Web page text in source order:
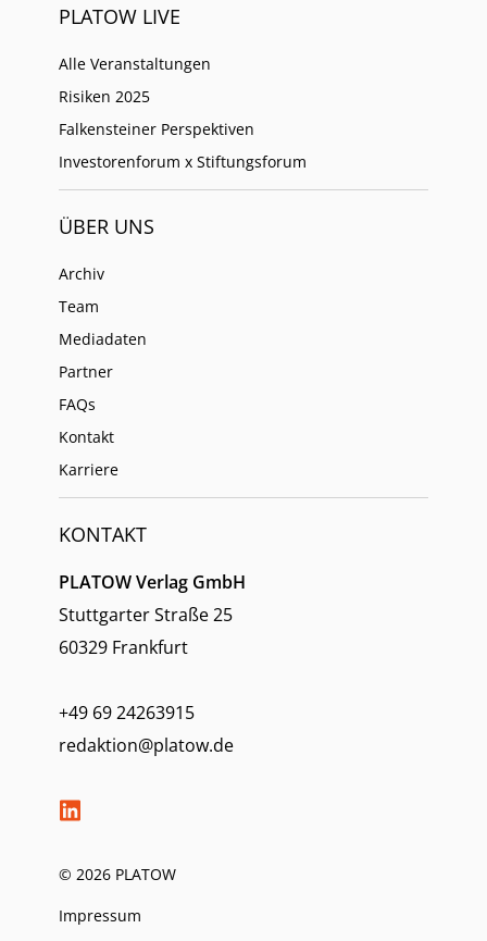
PLATOW LIVE
Alle Veranstaltungen
Risiken 2025
Falkensteiner Perspektiven
Investorenforum x Stiftungsforum
ÜBER UNS
Archiv
Team
Mediadaten
Partner
FAQs
Kontakt
Karriere
KONTAKT
PLATOW Verlag GmbH
Stuttgarter Straße 25
60329 Frankfurt
+49 69 24263915
redaktion@platow.de
© 2026 PLATOW
Impressum